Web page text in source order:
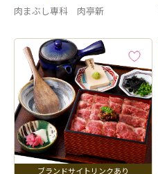
肉まぶし専科 肉亭新